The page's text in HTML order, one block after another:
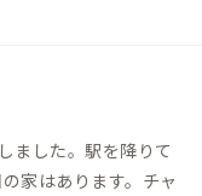
ました。駅を降りて
家はあります。チャ